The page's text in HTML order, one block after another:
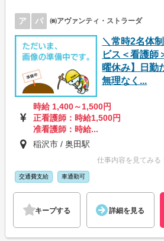
ア パ ㈱アヴァンティ・ストラーダ
＼常時2名体
ビス＜看護師
曜休み】日勤
無理なく...
時給 1,400～1,500円
正看護師：時給1,500円
准看護師：時給...
稲沢市 / 奥田駅
仕事内容を見てみる
交通費支給 車通勤可
キープする 詳細を見る